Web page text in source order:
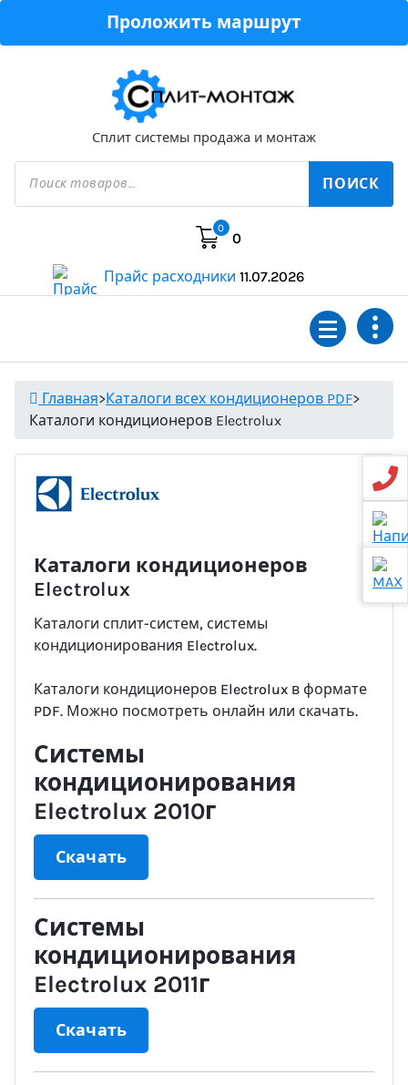
Проложить маршрут
Сплит системы продажа и монтаж
Поиск
товаров
ПОИСК
0
0
Прайс расходники 11.07.2026
Главная>Каталоги всех кондиционеров PDF>
Каталоги кондиционеров Electrolux
Каталоги кондиционеров
Electrolux
Каталоги сплит-систем, системы
кондиционирования Electrolux.
Каталоги кондиционеров Electrolux в формате
PDF. Можно посмотреть онлайн или скачать.
Системы
кондиционирования
Electrolux 2010г
Скачать
Системы
кондиционирования
Electrolux 2011г
Скачать